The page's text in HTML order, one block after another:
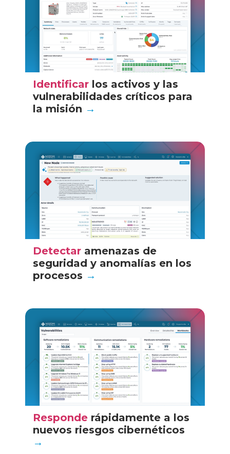
Identificar los activos y las
vulnerabilidades críticos para
la misión →
Detectar amenazas de
seguridad y anomalías en los
procesos →
Responde rápidamente a los
nuevos riesgos cibernéticos
→